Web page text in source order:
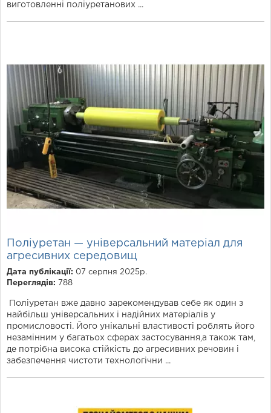
виготовленні поліуретанових ...
Поліуретан — універсальний матеріал для
агресивних середовищ
Дата публікації: 07 серпня 2025р.
Переглядів: 788
Поліуретан вже давно зарекомендував себе як один з
найбільш універсальних і надійних матеріалів у
промисловості. Його унікальні властивості роблять його
незамінним у багатьох сферах застосування,а також там,
де потрібна висока стійкість до агресивних речовин і
забезпечення чистоти технологічни ...